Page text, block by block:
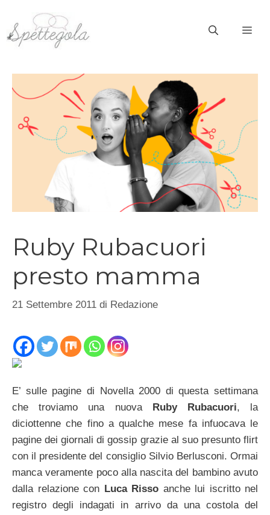
contenuto
Ruby Rubacuori
presto mamma
21 Settembre 2011 di Redazione
E’ sulle pagine di Novella 2000 di questa settimana
che troviamo una nuova
Ruby Rubacuori, la
diciottenne che fino a qualche mese fa infuocava le
pagine dei giornali di gossip grazie al suo presunto flirt
con il presidente del consiglio Silvio Berlusconi. Ormai
manca veramente poco alla nascita del bambino avuto
dalla relazione con Luca Risso anche lui iscritto nel
registro degli indagati in arrivo da una costola del